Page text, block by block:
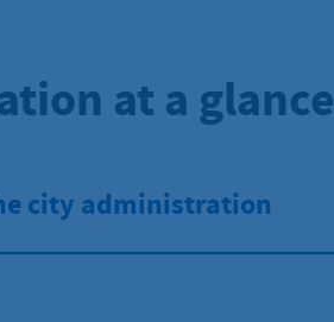
at a glance
city administration